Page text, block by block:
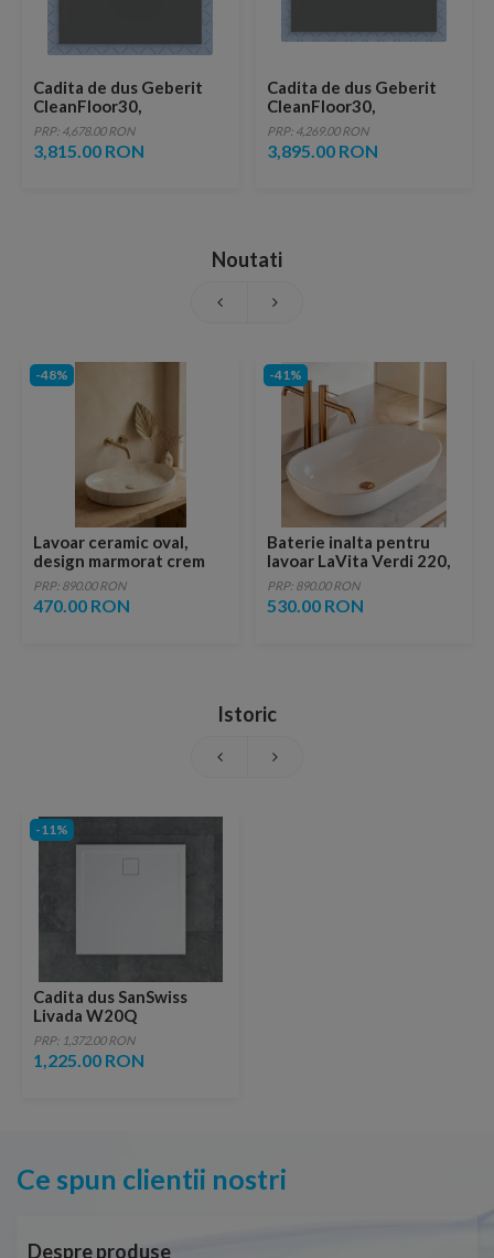
Cadita de dus Geberit
CleanFloor30,
120x90x3.5 cm cu folie
de hidroizolatie
PRP: 4,678.00 RON
3,815.00 RON
Cadita de dus Geberit
CleanFloor30,
140x80x3.5 cm cu folie
de hidroizolatie
PRP: 4,269.00 RON
3,895.00 RON
Noutati
-48%
Lavoar ceramic oval,
design marmorat crem
lucios cu vene aurii,
ventil inclus
PRP: 890.00 RON
470.00 RON
-41%
Baterie inalta pentru
lavoar LaVita Verdi 220,
fara ventil, brushed
copper
PRP: 890.00 RON
530.00 RON
Istoric
-11%
Cadita dus SanSwiss
Livada W20Q
80x80xH3,5 cm marmura
sintetica alba
PRP: 1,372.00 RON
1,225.00 RON
Ce spun clientii nostri
Despre produse